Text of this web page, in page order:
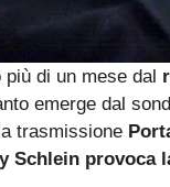
più di un mese dal
emerge dal
trasmissione
Schlein provoca